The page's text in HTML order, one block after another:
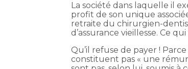
La société dans laquelle il
profit de son unique
retraite du chirurgien-
d’assurance vieillesse. Ce
Qu’il refuse de payer !
constituent pas « une